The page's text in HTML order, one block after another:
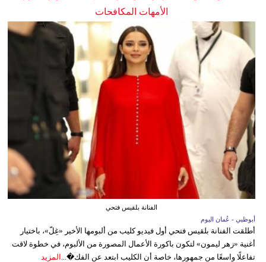
الأمهات المكافحات
الفنانة بلقيس فتحي
أبوظبي - عُمان اليوم
أطلقت الفنانة بلقيس فتحي أول فيديو كليب من ألبومها الأخير «غِلّ»، باختيار
أغنية «زهر ليمون» لتكون باكورة الأعمال المصورة من الألبوم، في خطوة لاقت
تفاعلًا واسعًا من جمهورها، خاصة أن الكليب ابتعد عن الفك�... المزيد